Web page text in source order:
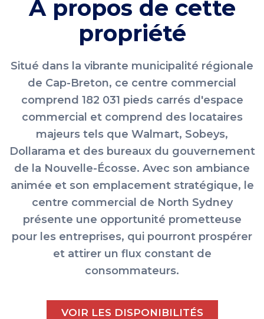
À propos de cette
propriété
Situé dans la vibrante municipalité régionale
de Cap-Breton, ce centre commercial
comprend 182 031 pieds carrés d'espace
commercial et comprend des locataires
majeurs tels que Walmart, Sobeys,
Dollarama et des bureaux du gouvernement
de la Nouvelle-Écosse. Avec son ambiance
animée et son emplacement stratégique, le
centre commercial de North Sydney
présente une opportunité prometteuse
pour les entreprises, qui pourront prospérer
et attirer un flux constant de
consommateurs.
VOIR LES DISPONIBILITÉS